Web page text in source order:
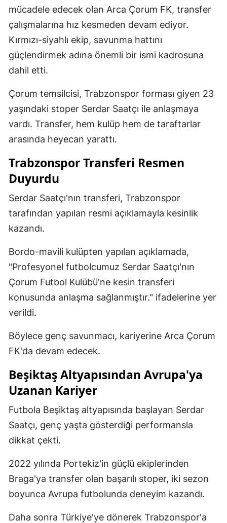
mücadele edecek olan Arca Çorum FK, transfer
çalışmalarına hız kesmeden devam ediyor.
Kırmızı-siyahlı ekip, savunma hattını
güçlendirmek adına önemli bir ismi kadrosuna
dahil etti.
Çorum temsilcisi, Trabzonspor forması giyen 23
yaşındaki stoper Serdar Saatçı ile anlaşmaya
vardı. Transfer, hem kulüp hem de taraftarlar
arasında heyecan yarattı.
Trabzonspor Transferi Resmen
Duyurdu
Serdar Saatçı'nın transferi, Trabzonspor
tarafından yapılan resmi açıklamayla kesinlik
kazandı.
Bordo-mavili kulüpten yapılan açıklamada,
"Profesyonel futbolcumuz Serdar Saatçı'nın
Çorum Futbol Kulübü'ne kesin transferi
konusunda anlaşma sağlanmıştır." ifadelerine yer
verildi.
Böylece genç savunmacı, kariyerine Arca Çorum
FK'da devam edecek.
Beşiktaş Altyapısından Avrupa'ya
Uzanan Kariyer
Futbola Beşiktaş altyapısında başlayan Serdar
Saatçı, genç yaşta gösterdiği performansla
dikkat çekti.
2022 yılında Portekiz'in güçlü ekiplerinden
Braga'ya transfer olan başarılı stoper, iki sezon
boyunca Avrupa futbolunda deneyim kazandı.
Daha sonra Türkiye'ye dönerek Trabzonspor'a